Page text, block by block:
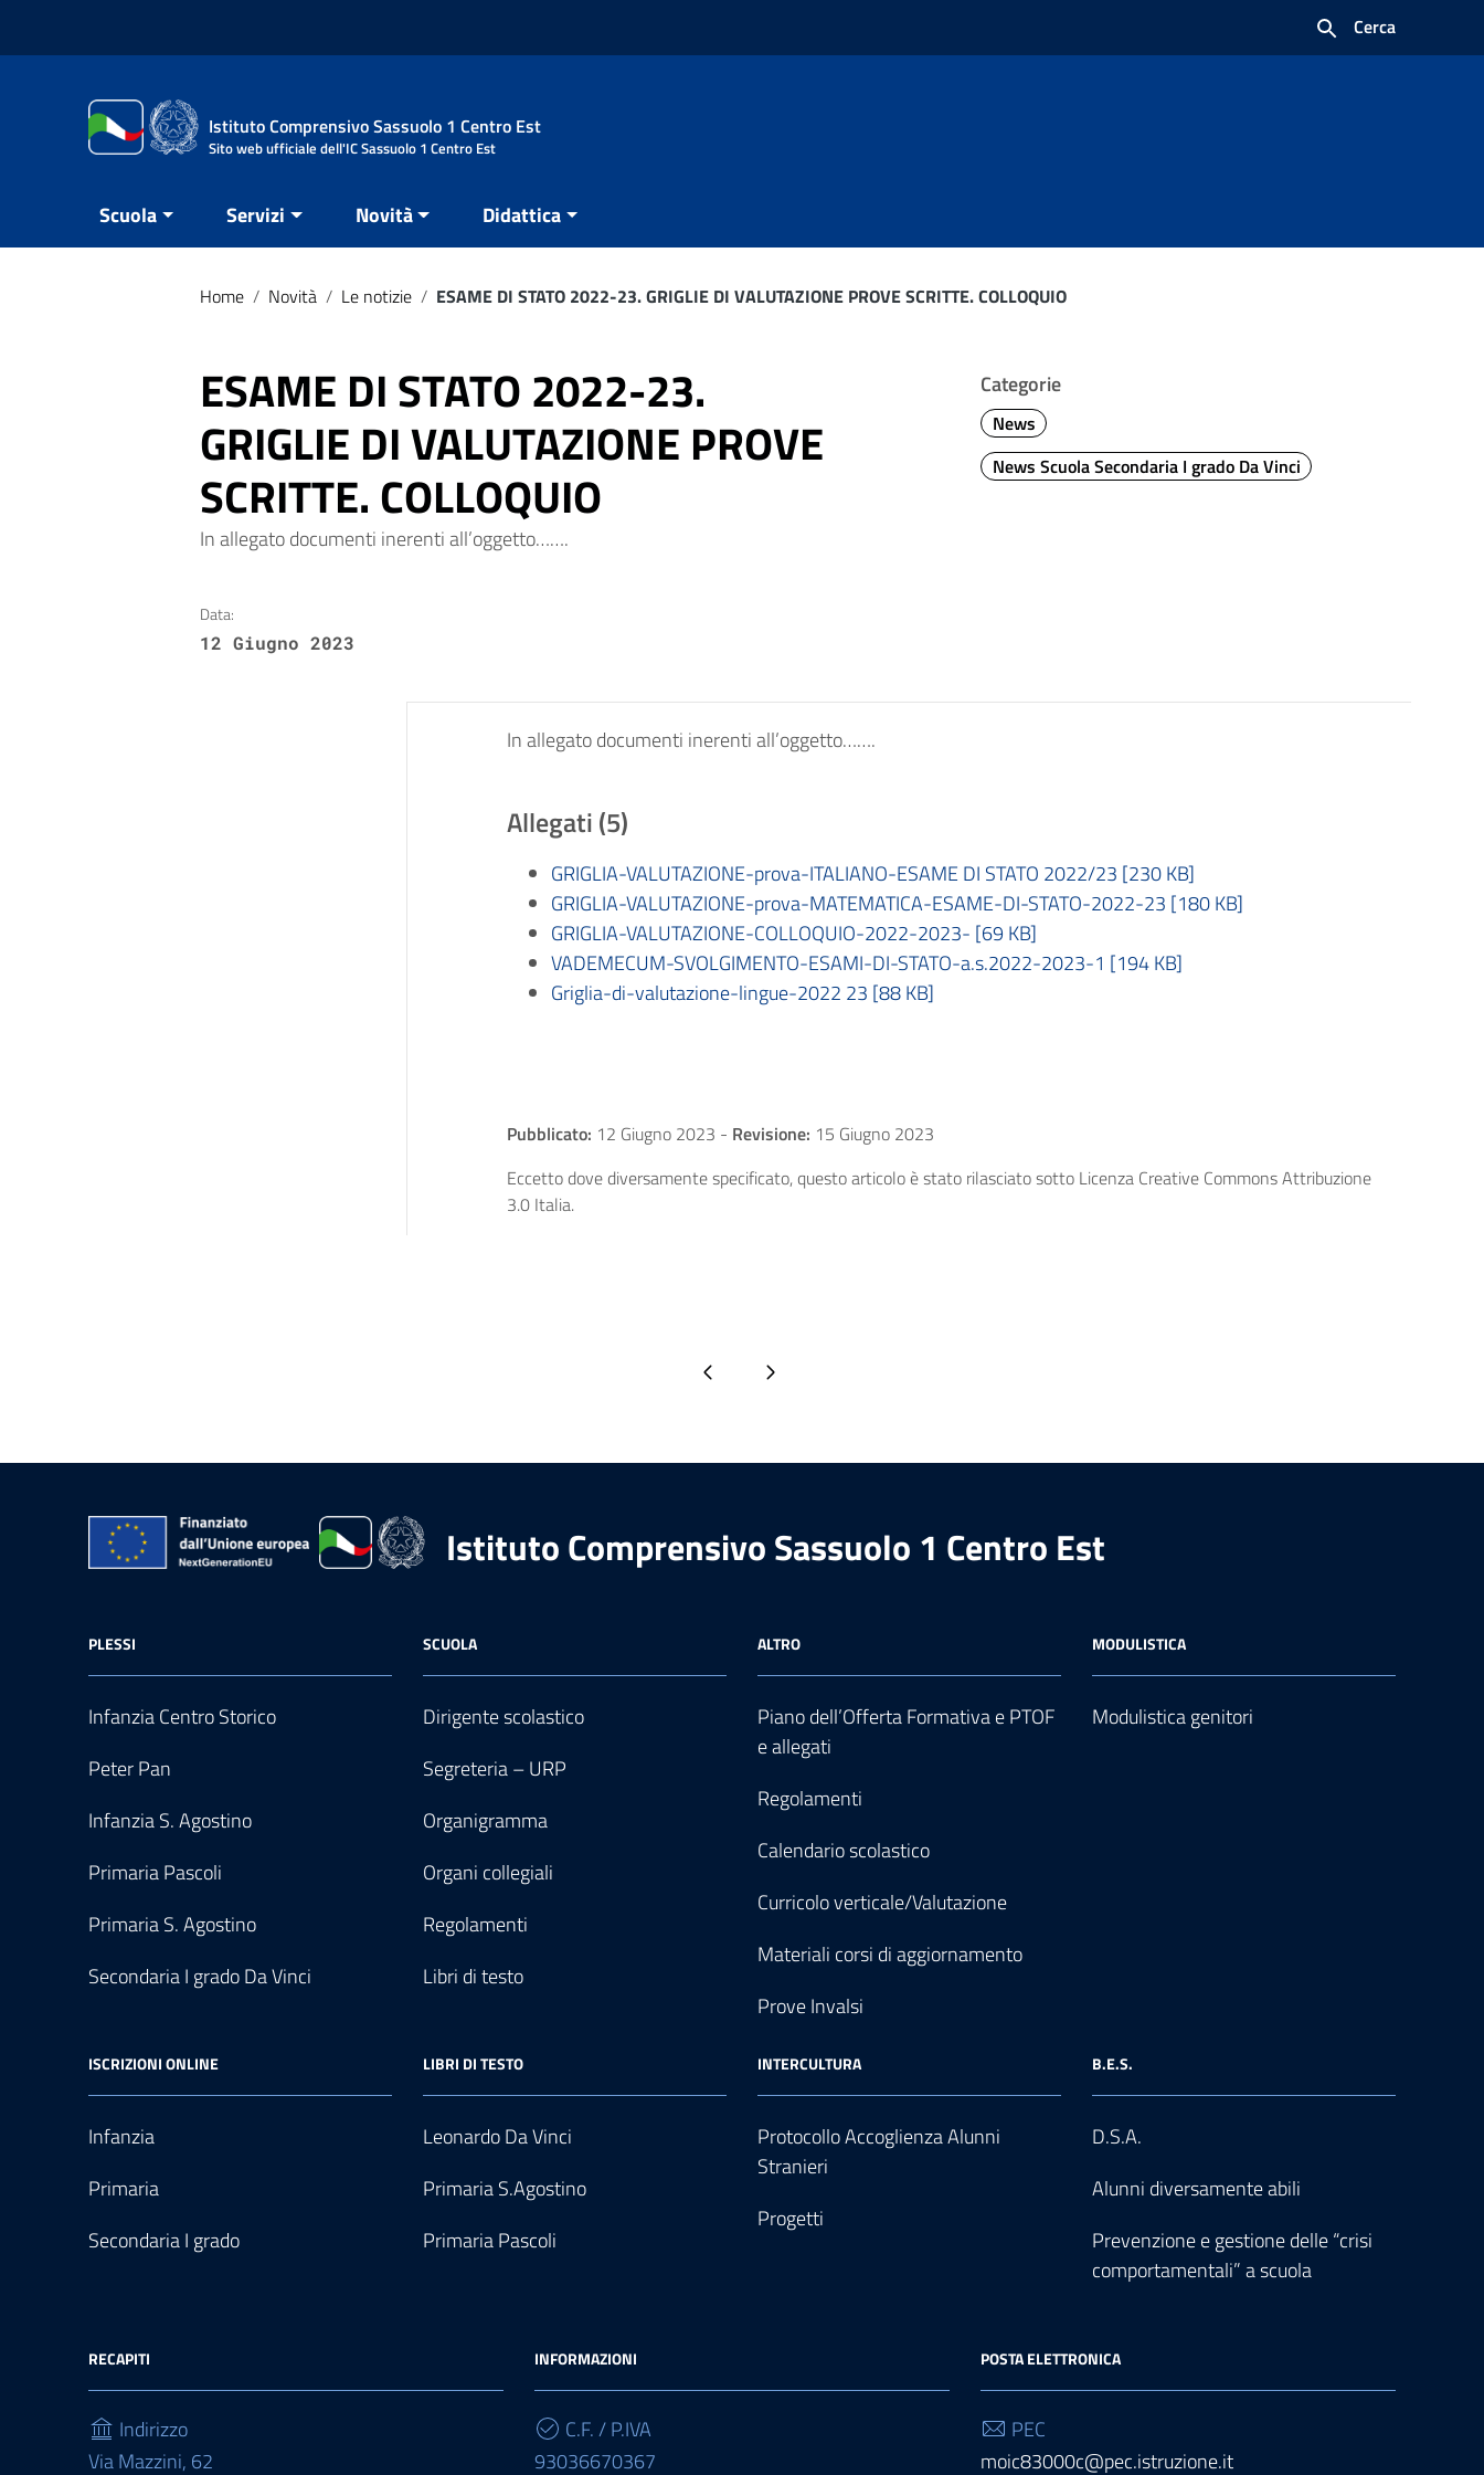
Cerca
Istituto Comprensivo Sassuolo 1 Centro Est
Sito web ufficiale dell'IC Sassuolo 1 Centro Est
Scuola Servizi Novità Didattica
Home / Novità / Le notizie / ESAME DI STATO 2022-23. GRIGLIE DI VALUTAZIONE PROVE SCRITTE. COLLOQUIO
ESAME DI STATO 2022-23.
GRIGLIE DI VALUTAZIONE PROVE
SCRITTE. COLLOQUIO
In allegato documenti inerenti all’oggetto…….
Categorie
News
News Scuola Secondaria I grado Da Vinci
Data:
12 Giugno 2023
In allegato documenti inerenti all’oggetto…….
Allegati (5)
GRIGLIA-VALUTAZIONE-prova-ITALIANO-ESAME DI STATO 2022/23 [230 KB]
GRIGLIA-VALUTAZIONE-prova-MATEMATICA-ESAME-DI-STATO-2022-23 [180 KB]
GRIGLIA-VALUTAZIONE-COLLOQUIO-2022-2023- [69 KB]
VADEMECUM-SVOLGIMENTO-ESAMI-DI-STATO-a.s.2022-2023-1 [194 KB]
Griglia-di-valutazione-lingue-2022 23 [88 KB]
Pubblicato: 12 Giugno 2023 - Revisione: 15 Giugno 2023
Eccetto dove diversamente specificato, questo articolo è stato rilasciato sotto Licenza Creative Commons Attribuzione
3.0 Italia.
Pagina precedentePagina successiva
Istituto Comprensivo Sassuolo 1 Centro Est
PLESSI
Infanzia Centro Storico
Peter Pan
Infanzia S. Agostino
Primaria Pascoli
Primaria S. Agostino
Secondaria I grado Da Vinci
SCUOLA
Dirigente scolastico
Segreteria – URP
Organigramma
Organi collegiali
Regolamenti
Libri di testo
ALTRO
Piano dell’Offerta Formativa e PTOF
e allegati
Regolamenti
Calendario scolastico
Curricolo verticale/Valutazione
Materiali corsi di aggiornamento
Prove Invalsi
MODULISTICA
Modulistica genitori
ISCRIZIONI ONLINE
Infanzia
Primaria
Secondaria I grado
LIBRI DI TESTO
Leonardo Da Vinci
Primaria S.Agostino
Primaria Pascoli
INTERCULTURA
Protocollo Accoglienza Alunni
Stranieri
Progetti
B.E.S.
D.S.A.
Alunni diversamente abili
Prevenzione e gestione delle “crisi
comportamentali” a scuola
RECAPITI
Indirizzo
Via Mazzini, 62
INFORMAZIONI
C.F. / P.IVA
93036670367
POSTA ELETTRONICA
PEC
moic83000c@pec.istruzione.it